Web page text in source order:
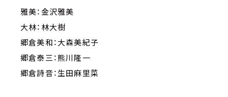
雅美：金沢雅美
大林：林大樹
郷倉美和：大森美紀子
郷倉泰三：熊川隆一
郷倉詩音：生田麻里菜